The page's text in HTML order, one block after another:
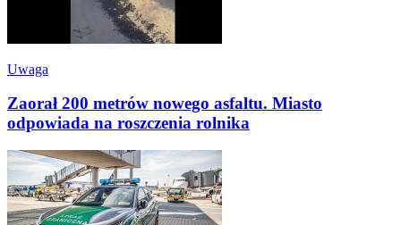
Uwaga
Zaorał 200 metrów nowego asfaltu. Miasto
odpowiada na roszczenia rolnika